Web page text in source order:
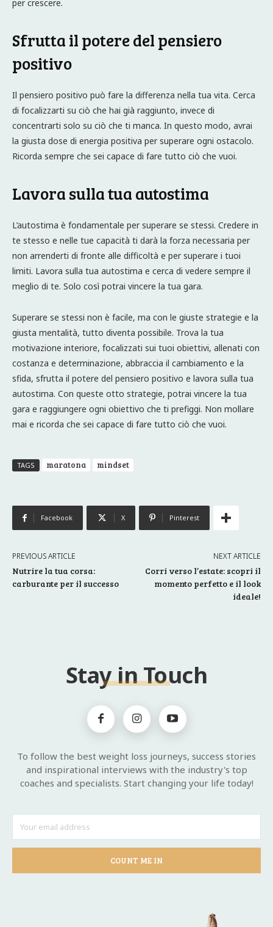
per crescere.
Sfrutta il potere del pensiero
positivo
Il pensiero positivo può fare la differenza nella tua vita. Cerca
di focalizzarti su ciò che hai già raggiunto, invece di
concentrarti solo su ciò che ti manca. In questo modo, avrai
la giusta dose di energia positiva per superare ogni ostacolo.
Ricorda sempre che sei capace di fare tutto ciò che vuoi.
Lavora sulla tua autostima
L’autostima è fondamentale per superare se stessi. Credere in
te stesso e nelle tue capacità ti darà la forza necessaria per
non arrenderti di fronte alle difficoltà e per superare i tuoi
limiti. Lavora sulla tua autostima e cerca di vedere sempre il
meglio di te. Solo così potrai vincere la tua gara.
Superare se stessi non è facile, ma con le giuste strategie e la
giusta mentalità, tutto diventa possibile. Trova la tua
motivazione interiore, focalizzati sui tuoi obiettivi, allenati con
costanza e determinazione, abbraccia il cambiamento e la
sfida, sfrutta il potere del pensiero positivo e lavora sulla tua
autostima. Con queste otto strategie, potrai vincere la tua
gara e raggiungere ogni obiettivo che ti prefiggi. Non mollare
mai e ricorda che sei capace di fare tutto ciò che vuoi.
TAGS maratona mindset
Facebook X Pinterest
PREVIOUS ARTICLE
Nutrire la tua corsa:
carburante per il successo
NEXT ARTICLE
Corri verso l’estate: scopri il
momento perfetto e il look
ideale!
Stay in Touch
To follow the best weight loss journeys, success stories
and inspirational interviews with the industry's top
coaches and specialists. Start changing your life today!
COUNT ME IN